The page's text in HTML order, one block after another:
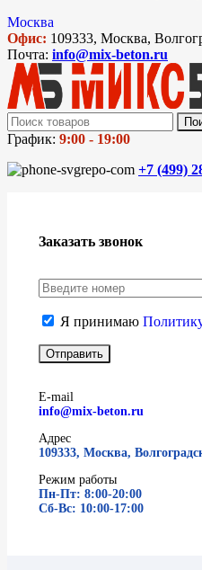
Москва
Офис: 109333, Москва,
Почта: info@mix-beton.ru
График: 9:00 - 19:00
+7 (499)
Заказать звонок
Я принимаю
E-mail
info@mix-beton.ru
Адрес
109333, Москва,
Режим работы
Пн-Пт: 8:00-20:00
Сб-Вс: 10:00-17:00